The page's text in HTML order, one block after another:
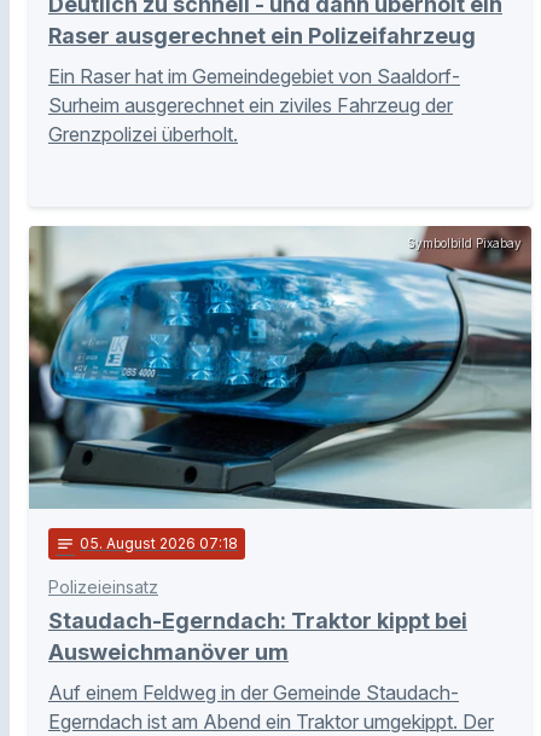
Raser ausgerechnet ein Polizeifahrzeug
Ein Raser hat im Gemeindegebiet von Saaldorf-
Surheim ausgerechnet ein ziviles Fahrzeug der
Grenzpolizei überholt.
Symbolbild Pixabay
notes 05. August 2026 07:18
Polizeieinsatz
Staudach-Egerndach: Traktor kippt bei
Ausweichmanöver um
Auf einem Feldweg in der Gemeinde Staudach-
Egerndach ist am Abend ein Traktor umgekippt. Der